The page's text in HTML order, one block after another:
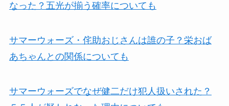
なった？五光が揃う確率についても
サマーウォーズ・侘助おじさんは誰の子？栄おば
あちゃんとの関係についても
サマーウォーズでなぜ健二だけ犯人扱いされた？